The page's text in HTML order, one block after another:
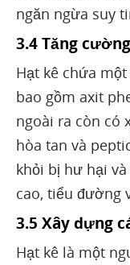
ngăn ngừa suy
3.4 Tăng
Hạt kê chứa
bao gồm axit
ngoài ra còn có
hòa tan và
khỏi bị hư hại
cao, tiểu đường
3.5 Xây dựng
Hạt kê là một